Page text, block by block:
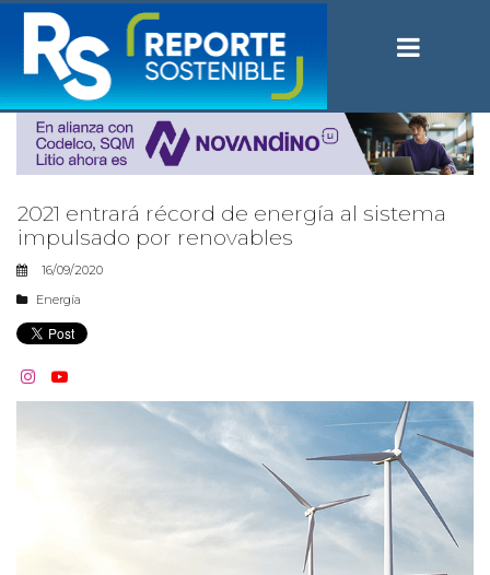
2021 entrará récord de energía al sistema
impulsado por renovables
16/09/2020
Energía
 